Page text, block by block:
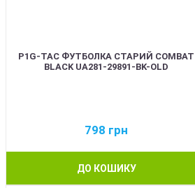
P1G-TAC ФУТБОЛКА СТАРИЙ COMBAT
BLACK UA281-29891-BK-OLD
798 грн
ДО КОШИКУ